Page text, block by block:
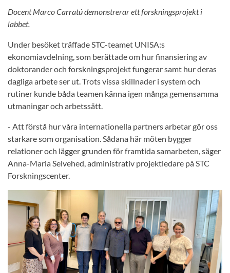
Docent Marco Carratú demonstrerar ett forskningsprojekt i
labbet.
Under besöket träffade STC-teamet UNISA:s
ekonomiavdelning, som berättade om hur finansiering av
doktorander och forskningsprojekt fungerar samt hur deras
dagliga arbete ser ut. Trots vissa skillnader i system och
rutiner kunde båda teamen känna igen många gemensamma
utmaningar och arbetssätt.
- Att förstå hur våra internationella partners arbetar gör oss
starkare som organisation. Sådana här möten bygger
relationer och lägger grunden för framtida samarbeten, säger
Anna-Maria Selvehed, administrativ projektledare på STC
Forskningscenter.